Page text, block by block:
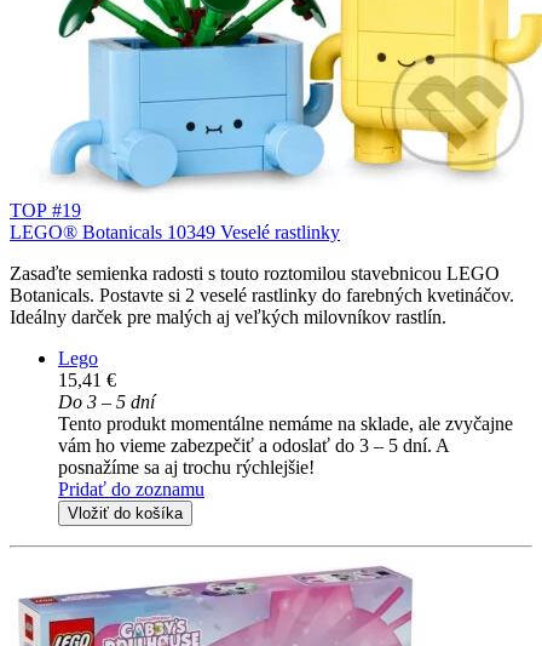
TOP #19
LEGO® Botanicals 10349 Veselé rastlinky
Zasaďte semienka radosti s touto roztomilou stavebnicou LEGO
Botanicals. Postavte si 2 veselé rastlinky do farebných kvetináčov.
Ideálny darček pre malých aj veľkých milovníkov rastlín.
Lego
15,41 €
Do 3 – 5 dní
Tento produkt momentálne nemáme na sklade, ale zvyčajne
vám ho vieme zabezpečiť a odoslať do 3 – 5 dní. A
posnažíme sa aj trochu rýchlejšie!
Pridať do zoznamu
Vložiť do košíka